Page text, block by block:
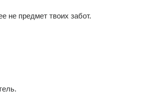
не предмет твоих забот.